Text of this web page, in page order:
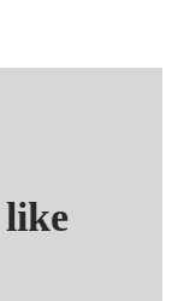
like